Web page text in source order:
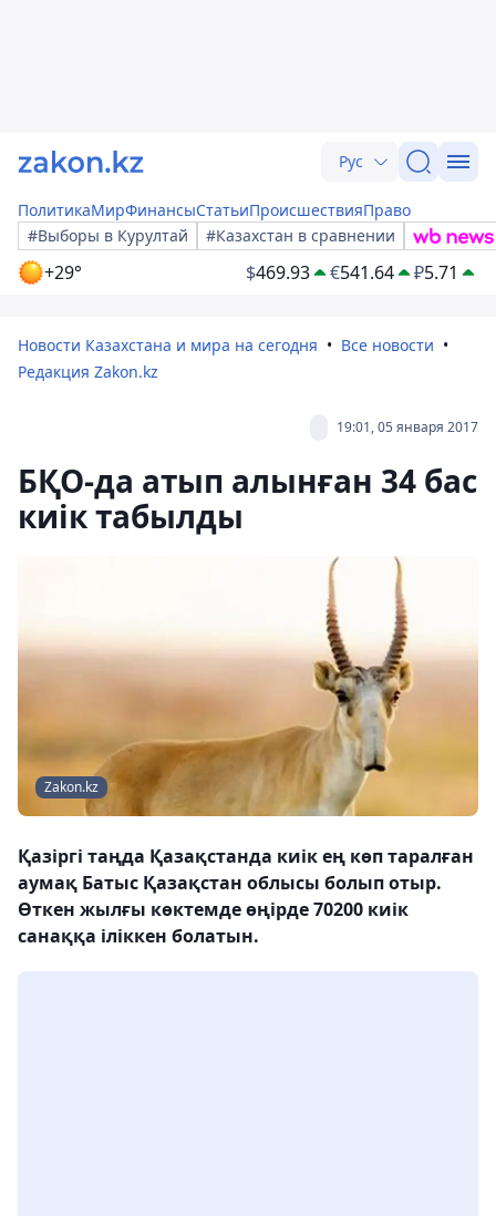
Рус
ПолитикаМирФинансыСтатьиПроисшествияПраво
#Выборы в Курултай
#Казахстан в сравнении
+29° $469.93 €541.64 ₽5.71
Новости Казахстана и мира на сегодня
Все новости
Редакция Zakon.kz
19:01, 05 января 2017
БҚО-да атып алынған 34 бас
киік табылды
Zakon.kz
Қазіргі таңда Қазақстанда киік ең көп таралған
аумақ Батыс Қазақстан облысы болып отыр.
Өткен жылғы көктемде өңірде 70200 киік
санаққа іліккен болатын.